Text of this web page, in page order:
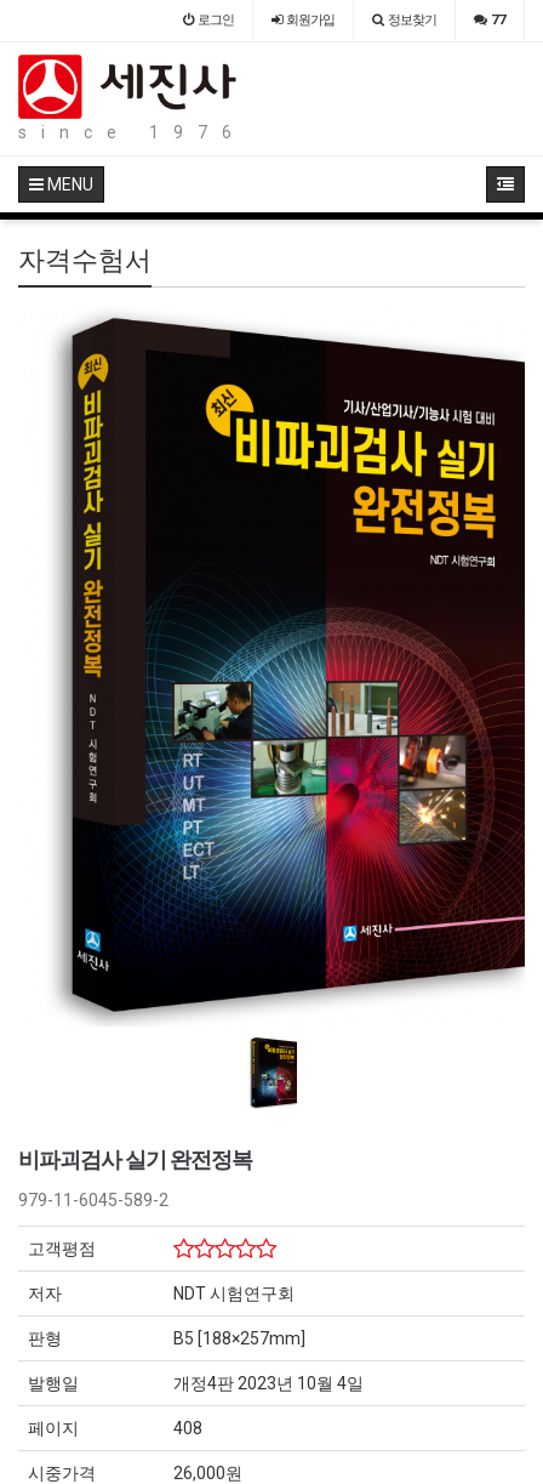
로그인 회원가입 정보찾기 77
since 1976
MENU
자격수험서
비파괴검사 실기 완전정복
979-11-6045-589-2
고객평점
저자 NDT 시험연구회
판형 B5 [188×257mm]
발행일 개정4판 2023년 10월 4일
페이지 408
시중가격 26,000원